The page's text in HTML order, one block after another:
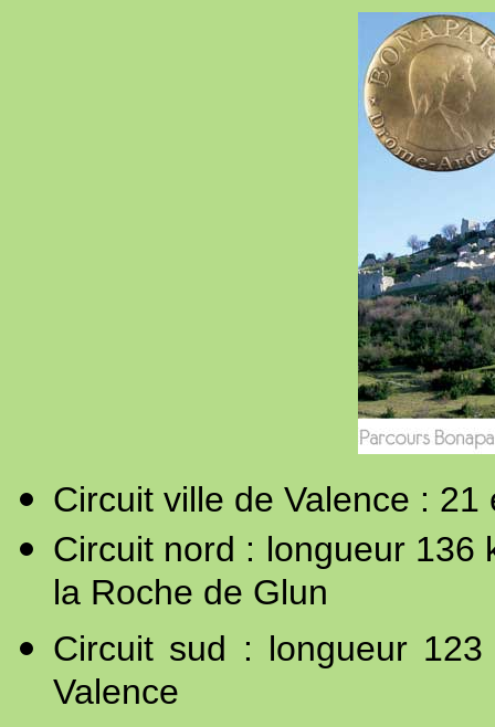
Circuit ville de Valence :
Circuit nord : longueur 136
la Roche de Glun
Circuit sud : longueur
Valence